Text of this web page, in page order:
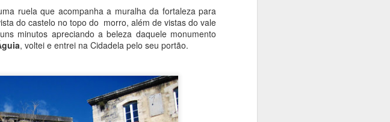
que acompanha a muralha da fortaleza para
do castelo no topo do morro, além de vistas do vale
minutos apreciando a beleza daquele monumento
, voltei e entrei na Cidadela pelo seu portão.
tórunh) é uma
do Vístula, o maior
Com um centro
Guerra Mundial,
da Humanidade